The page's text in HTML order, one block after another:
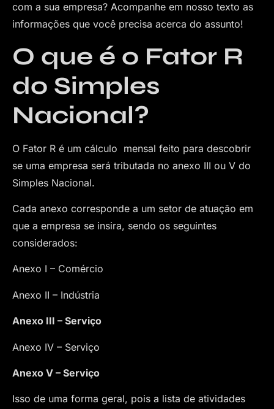
com a sua empresa? Acompanhe em nosso texto as
informações que você precisa acerca do assunto!
O que é o Fator R
do Simples
Nacional?
O Fator R é um cálculo mensal feito para descobrir
se uma empresa será tributada no anexo III ou V do
Simples Nacional.
Cada anexo corresponde a um setor de atuação em
que a empresa se insira, sendo os seguintes
considerados:
Anexo I – Comércio
Anexo II – Indústria
Anexo III – Serviço
Anexo IV – Serviço
Anexo V – Serviço
Isso de uma forma geral, pois a lista de atividades